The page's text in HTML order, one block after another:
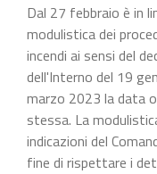
Dal 27 febbraio è in
modulistica dei
incendi ai sensi del
dell'Interno del 19
marzo 2023 la data
stessa. La
indicazioni del
fine di rispettare i